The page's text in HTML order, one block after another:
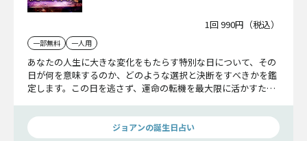
1回 990円（税込）
一部無料 一人用
あなたの人生に大きな変化をもたらす特別な日について、その
日が何を意味するのか、どのような選択と決断をすべきかを鑑
定します。この日を逃さず、運命の転機を最大限に活かすため
ジョアンの誕生日占い